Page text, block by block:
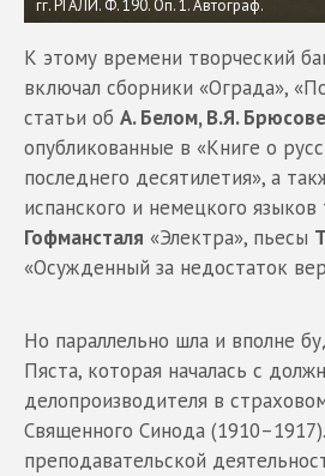
гг. РГАЛИ. Ф. 190. Оп. 1. Автограф.
К этому времени творческий
включал сборники «Ограда»,
статьи об А. Белом, В.Я. Брюсове
опубликованные в «Книге о
последнего десятилетия», а
испанского и немецкого языков
Гофмансталя «Электра», пьесы
«Осужденный за недостаток
Но параллельно шла и вполне
Пяста, которая началась с
делопроизводителя в
Священного Синода
преподавательской